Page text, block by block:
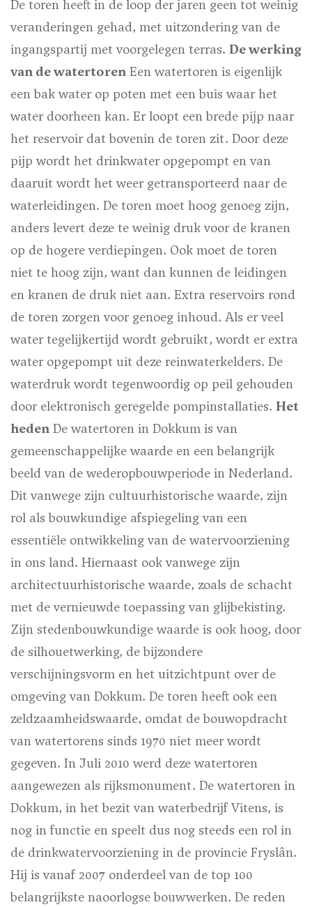
De toren heeft in de loop der jaren geen tot weinig
veranderingen gehad, met uitzondering van de
ingangspartij met voorgelegen terras. De werking
van de watertoren Een watertoren is eigenlijk
een bak water op poten met een buis waar het
water doorheen kan. Er loopt een brede pijp naar
het reservoir dat bovenin de toren zit. Door deze
pijp wordt het drinkwater opgepompt en van
daaruit wordt het weer getransporteerd naar de
waterleidingen. De toren moet hoog genoeg zijn,
anders levert deze te weinig druk voor de kranen
op de hogere verdiepingen. Ook moet de toren
niet te hoog zijn, want dan kunnen de leidingen
en kranen de druk niet aan. Extra reservoirs rond
de toren zorgen voor genoeg inhoud. Als er veel
water tegelijkertijd wordt gebruikt, wordt er extra
water opgepompt uit deze reinwaterkelders. De
waterdruk wordt tegenwoordig op peil gehouden
door elektronisch geregelde pompinstallaties. Het
heden De watertoren in Dokkum is van
gemeenschappelijke waarde en een belangrijk
beeld van de wederopbouwperiode in Nederland.
Dit vanwege zijn cultuurhistorische waarde, zijn
rol als bouwkundige afspiegeling van een
essentiële ontwikkeling van de watervoorziening
in ons land. Hiernaast ook vanwege zijn
architectuurhistorische waarde, zoals de schacht
met de vernieuwde toepassing van glijbekisting.
Zijn stedenbouwkundige waarde is ook hoog, door
de silhouetwerking, de bijzondere
verschijningsvorm en het uitzichtpunt over de
omgeving van Dokkum. De toren heeft ook een
zeldzaamheidswaarde, omdat de bouwopdracht
van watertorens sinds 1970 niet meer wordt
gegeven. In Juli 2010 werd deze watertoren
aangewezen als rijksmonument. De watertoren in
Dokkum, in het bezit van waterbedrijf Vitens, is
nog in functie en speelt dus nog steeds een rol in
de drinkwatervoorziening in de provincie Fryslân.
Hij is vanaf 2007 onderdeel van de top 100
belangrijkste naoorlogse bouwwerken. De reden